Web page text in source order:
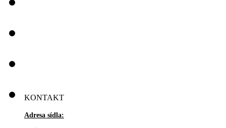
KONTAKT
Adresa sídla: